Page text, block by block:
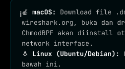
ℹ🍎macOS:
Download file
wireshark.org, buka dan
ChmodBPF akan diinstall
network interface.
🐧 Linux (Ubuntu/Debian):
bawah ini.